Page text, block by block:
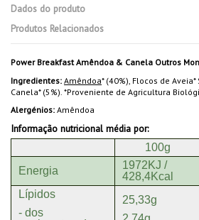
Dados do produto
Produtos Relacionados
Power Breakfast Amêndoa & Canela Outros
Ingredientes: Amêndoa* (40%), Flocos de
Canela* (5%). *Proveniente de Agricultura
Alergénios: Amêndoa
Informação nutricional média por:
100g
Energia
1972KJ /
428,4Kcal
Lípidos
- dos
25,33g